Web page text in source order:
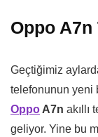
Oppo A7n
Geçtiğimiz
telefonunun yeni
Oppo A7n akıllı
geliyor. Yine bu